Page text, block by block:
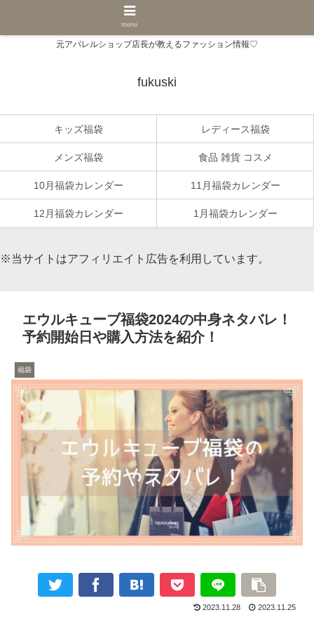
元アパレルショップ店長が教えるファッション情報♡
fukuski
キッズ福袋 レディース福袋
メンズ福袋 食品 雑貨 コスメ
10月福袋カレンダー 11月福袋カレンダー
12月福袋カレンダー 1月福袋カレンダー
※当サイトはアフィリエイト広告を利用しています。
エウルキューブ福袋2024の中身ネタバレ！
予約開始日や購入方法を紹介！
福袋
2023.11.28 2023.11.25
menu